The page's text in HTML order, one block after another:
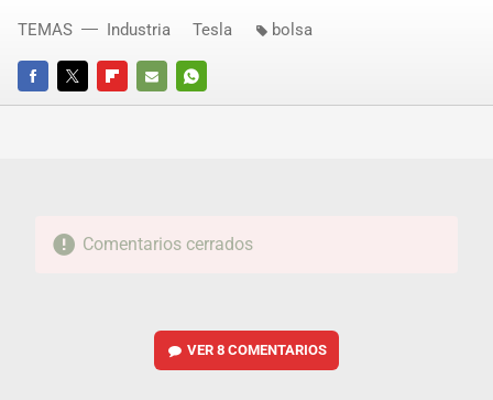
FACEBOOKTWITTERFLIPBOARD
E-
WHATSAPP
TEMAS Industria Tesla bolsa
Comentarios cerrados
VER8 COMENTARIOS